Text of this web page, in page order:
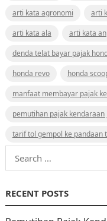
arti kata agronomi
arti
arti kata ala
arti kata an
denda telat bayar pajak
honda revo
honda
manfaat membayar pajak
pemutihan pajak
tarif tol gempol ke pandaan
Search
for:
RECENT POSTS